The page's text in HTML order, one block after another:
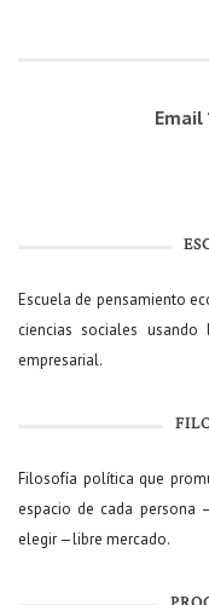
Email
Escuela de pensamiento
ciencias sociales
empresarial.
Filosofía política que
espacio de cada persona
elegir —libre mercado.